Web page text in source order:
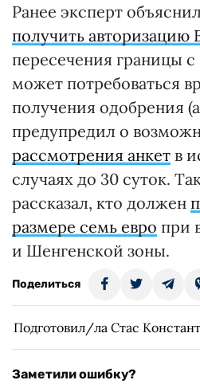
Ранее эксперт
получить авторизацию
пересечения границы
может потребоваться
получения одобрения
предупредил о
рассмотрения анкет в
случаях до 30 суток.
рассказал, кто должен
размере семь евро при
и Шенгенской зоны.
Поделиться
Подготовил/ла Стас
Заметили ошибку?